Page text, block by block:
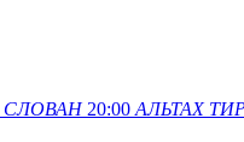
СЛОВАН 20:00 АЛЬТАХ